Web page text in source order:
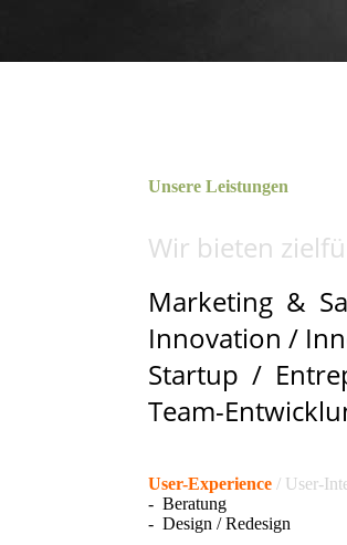
Unsere Leistungen
Wir bieten
Marketing &
Innovation /
Startup /
Team-
User-Experience / User-
-Beratung
- Design / Redesign